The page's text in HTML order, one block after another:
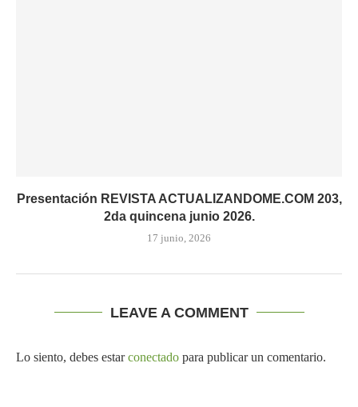
Presentación REVISTA ACTUALIZANDOME.COM 203,
2da quincena junio 2026.
17 junio, 2026
LEAVE A COMMENT
Lo siento, debes estarconectado para publicar un comentario.